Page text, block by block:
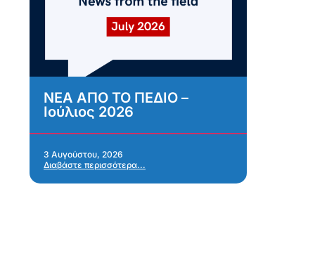
ΝΕΑ ΑΠΟ ΤΟ ΠΕΔΙΟ –
Ιούλιος 2026
3 Αυγούστου, 2026
Διαβάστε περισσότερα...